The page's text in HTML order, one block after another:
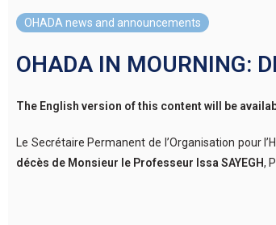
OHADA news and announcements
OHADA IN MOURNING:
The English version of this content will be
Le Secrétaire Permanent de l’Organisation pour
décès de Monsieur le Professeur Issa SAYEGH,